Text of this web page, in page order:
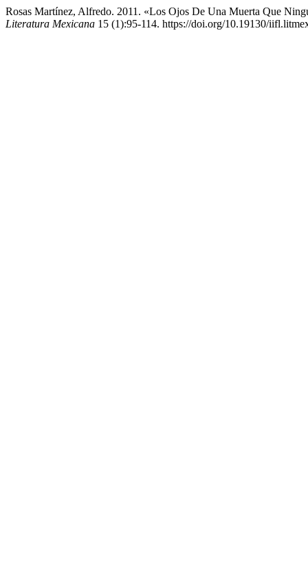
Rosas Martínez, Alfredo. 2011. «Los Ojos De Una Muerta Que
Literatura Mexicana 15 (1):95-114. https://doi.org/10.19130/